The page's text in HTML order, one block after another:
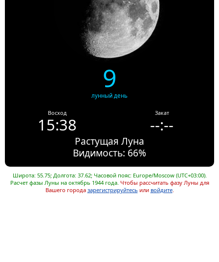
9
лунный день
Восход
15:38
Закат
--:--
Растущая Луна
Видимость: 66%
Широта: 55.75; Долгота: 37.62; Часовой пояс: Europe/Moscow (UTC+03:00).
Расчет фазы Луны на октябрь 1944 года. Чтобы рассчитать фазу Луны для
Вашего города зарегистрируйтесь или войдите.